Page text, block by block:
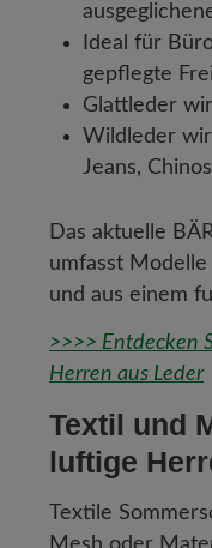
Ideal für
gepflegte
Glattleder
Wildleder
Jeans,
Das aktuelle
umfasst
und aus einem
>>>> Entdecken
Herren aus Leder
Textil und
luftige
Textile